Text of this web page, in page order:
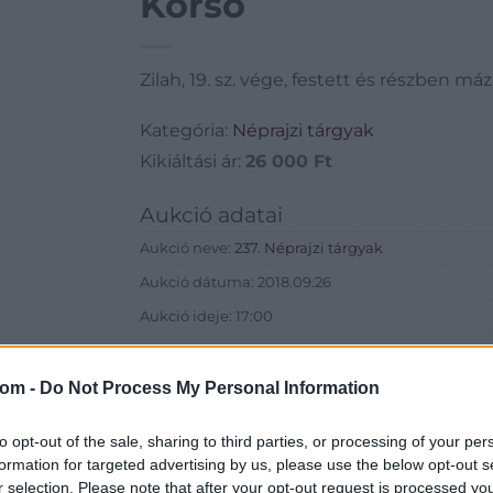
- Do Not Process My Personal Information
opt-out of the sale, sharing to third parties, or processing of your
for targeted advertising by us, please use the below opt-out
selection. Please note that after your opt-out request is processed
Zilah, 19. sz. vége, festett és részben
Kategória: Néprajzi tárgyak
Kikiáltási ár: 26 000 Ft
Aukció adatai
Aukció neve: 237. Néprajzi tárgyak
Aukció dátuma: 2018.09.26
Aukció ideje: 17:00
Aukció helye: Budapest, Balaton utca 8.
Tételszám: 392
Eladó adatai